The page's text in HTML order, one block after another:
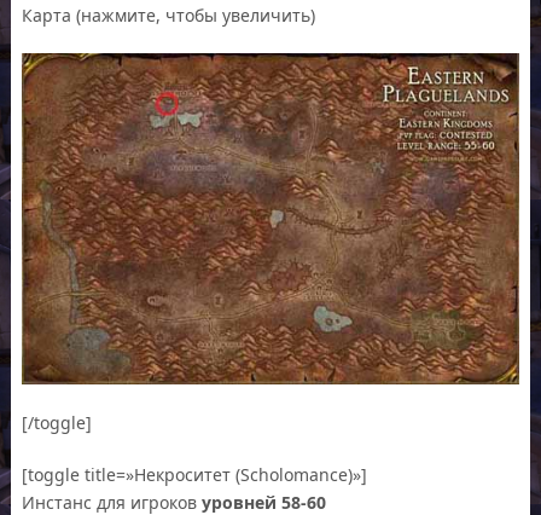
Карта (нажмите, чтобы увеличить)
[/toggle]
[toggle title=»Некроситет (Scholomance)»]
Инстанс для игроковуровней 58-60